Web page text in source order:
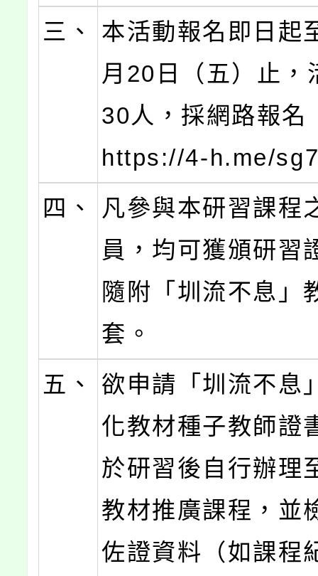
三、
本活動報名即日起
月20日（五）止，
30人，採網路報名
https://4-h.me/
四、
凡參與本研習課程
員，均可獲頒研習
隨附「圳流不息」
套。
五、
欲申請「圳流不息
化教材種子教師證
於研習後自行辦理
教材推廣課程，並
佐證資料（如課程